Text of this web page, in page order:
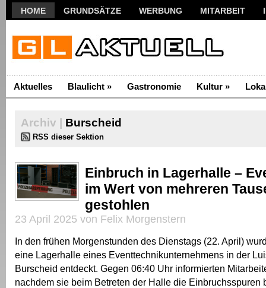
HOME GRUNDSÄTZE WERBUNG MITARBEIT
Aktuelles Blaulicht » Gastronomie Kultur »
Archiv | Burscheid
RSS dieser Sektion
Einbruch in Lagerhalle –
im Wert von mehreren
gestohlen
23 April 2025 von Felix Morgenstern
In den frühen Morgenstunden des Dienstags (22. April)
eine Lagerhalle eines Eventtechnikunternehmens in der
Burscheid entdeckt. Gegen 06:40 Uhr informierten
nachdem sie beim Betreten der Halle die Einbruchsspuren